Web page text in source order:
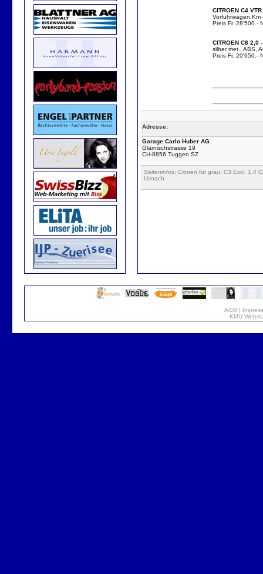
CITROEN C4
Vorführwagen,Km
Preis Fr. 28'500.-
CITROEN C8 2,0
silber met., ABS,
Preis Fr. 20'950.-
Adresse:
Garage Carlo Huber AG
Glärnischstrasse 19
CH-8856 Tuggen SZ
Seiteninfos: Citroen für grau, C3 Excl. 1,4
Uznach
AGB |
KMU